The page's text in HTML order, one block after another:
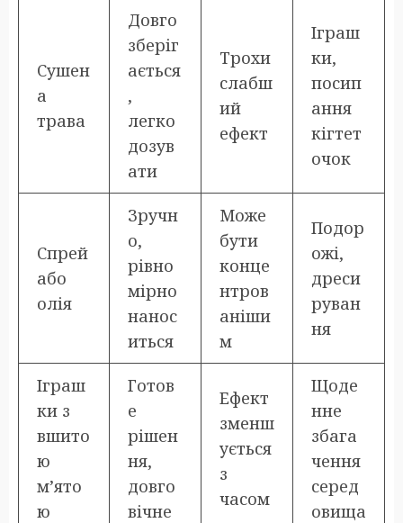
Сушен
а
трава
Довго
зберіг
ається
,
легко
дозув
ати
Трохи
слабш
ий
ефект
Іграш
ки,
посип
ання
кігтет
очок
Спрей
або
олія
Зручн
о,
рівно
мірно
нанос
иться
Може
бути
конце
нтров
аніши
м
Подор
ожі,
дреси
руван
ня
Іграш
ки з
вшито
ю
м’ято
ю
Готов
е
рішен
ня,
довго
вічне
Ефект
зменш
ується
з
часом
Щоде
нне
збага
чення
серед
овища